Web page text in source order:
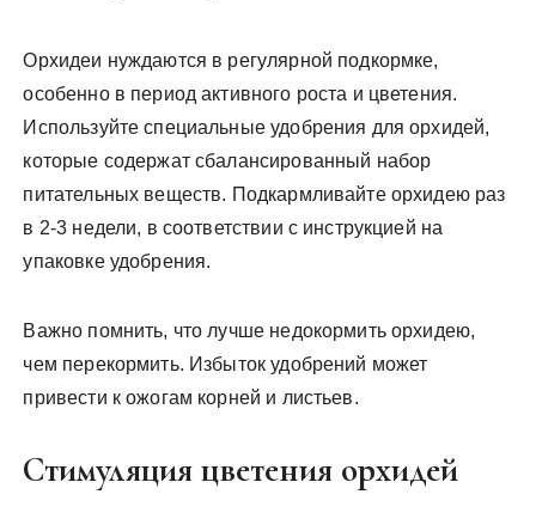
Орхидеи нуждаются в регулярной подкормке,
особенно в период активного роста и цветения.
Используйте специальные удобрения для орхидей,
которые содержат сбалансированный набор
питательных веществ. Подкармливайте орхидею раз
в 2-3 недели, в соответствии с инструкцией на
упаковке удобрения.
Важно помнить, что лучше недокормить орхидею,
чем перекормить. Избыток удобрений может
привести к ожогам корней и листьев.
Стимуляция цветения орхидей